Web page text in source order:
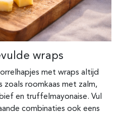
wraps
met wraps altijd
zoals roomkaas met zalm,
en truffelmayonaise. Vul
combinaties ook eens